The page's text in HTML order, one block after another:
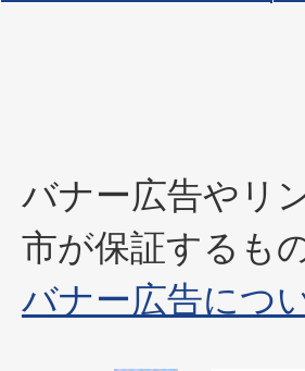
バナー広告やリ
市が保証するも
バナー広告につ